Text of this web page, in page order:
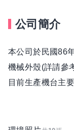
公司簡介
本公司於民國86
機械外殼(詳請參
目前生產機台主